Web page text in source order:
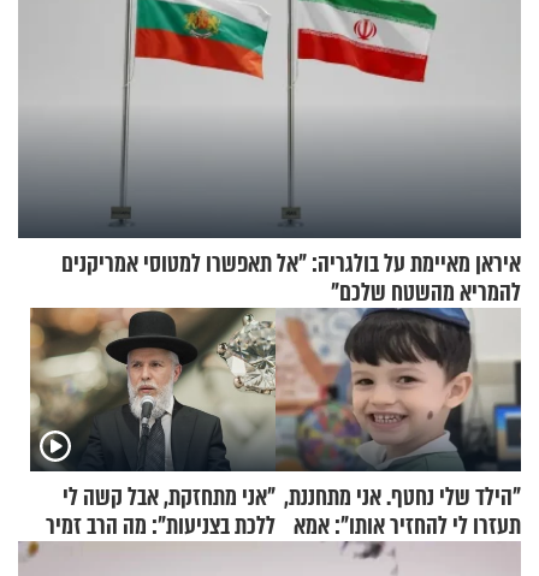
איראן מאיימת על בולגריה: "אל תאפשרו למטוסי אמריקנים
להמריא מהשטח שלכם"
"הילד שלי נחטף. אני מתחננת,
תעזרו לי להחזיר אותו": אמא
"אני מתחזקת, אבל קשה לי
ללכת בצניעות": מה הרב זמיר